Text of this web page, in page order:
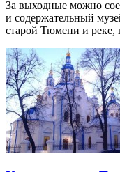
За выходные можно
и содержательный
старой Тюмени и